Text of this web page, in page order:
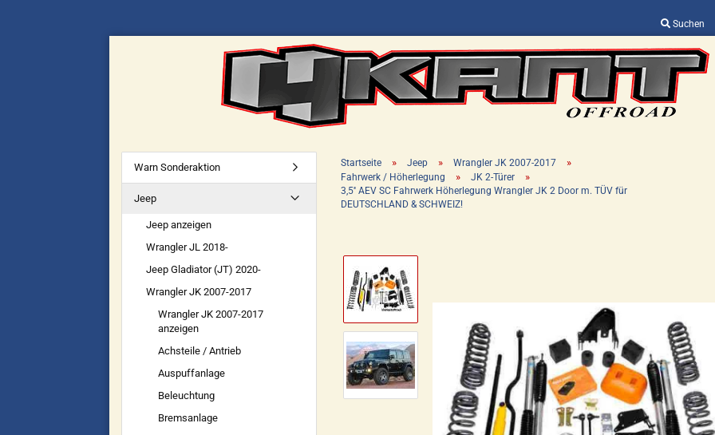
Suchen
Sprache auswählen
Lieferland
Startseite » Jeep » Wrangler JK 2007-2017 »
Fahrwerk / Höherlegung » JK 2-Türer »
3,5'' AEV SC Fahrwerk Höherlegung Wrangler JK 2 Door m. TÜV für
DEUTSCHLAND & SCHWEIZ!
Warn Sonderaktion
Jeep
Jeep anzeigen
Wrangler JL 2018-
Jeep Gladiator (JT) 2020-
Wrangler JK 2007-2017
Wrangler JK 2007-2017
anzeigen
Achsteile / Antrieb
Auspuffanlage
Beleuchtung
Bremsanlage